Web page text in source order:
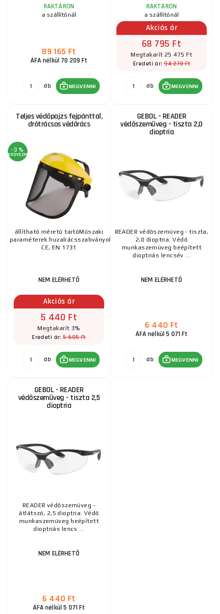
RAKTÁRON
a szállítónál
89 165 Ft
ÁFA nélkül 70 209 Ft
db MEGVENNI
RAKTÁRON
a szállítónál
Akciós ár
68 795 Ft
Megtakarít 25 475 Ft
Eredeti ár:94 270 Ft
db MEGVENNI
Teljes védőpajzs fejpánttal,
drótrácsos védőrács
-3 %
KEDVEZMÉNY
állítható méretű tartóMűszaki
paraméterek:huzalrácsszabványok:
CE, EN 1731
NEM ELÉRHETŐ
Akciós ár
5 440 Ft
Megtakarít 3%
Eredeti ár:5 605 Ft
db MEGVENNI
GEBOL - READER
védőszemüveg - tiszta 2,0
dioptria
READER védőszemüveg - tiszta,
2,0 dioptria. Védő
munkaszemüveg beépített
dioptriás lencsév ...
NEM ELÉRHETŐ
6 440 Ft
ÁFA nélkül 5 071 Ft
db MEGVENNI
GEBOL - READER
védőszemüveg - tiszta 2,5
dioptria
READER védőszemüveg -
átlátszó, 2,5 dioptria. Védő
munkaszemüveg beépített
dioptriás lencs ...
NEM ELÉRHETŐ
6 440 Ft
ÁFA nélkül 5 071 Ft